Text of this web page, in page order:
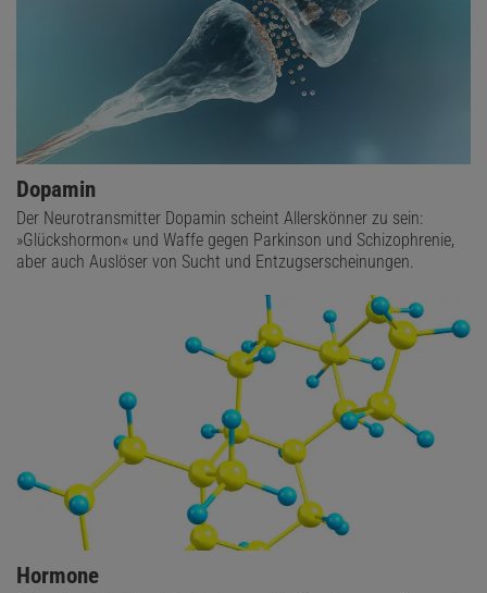
Dopamin
Der Neurotransmitter Dopamin scheint Allerskönner zu sein:
»Glückshormon« und Waffe gegen Parkinson und Schizophrenie,
aber auch Auslöser von Sucht und Entzugserscheinungen.
Hormone